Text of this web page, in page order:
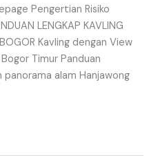
Pengertian Risiko
LENGKAP KAVLING
Kavling dengan View
Timur Panduan
alam Hanjawong